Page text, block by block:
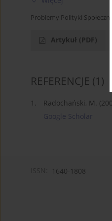
Problemy Polityki
Artykuł (PDF)
REFERENCJE (1)
1.
Radochański, M.
Google Scholar
1640-1808